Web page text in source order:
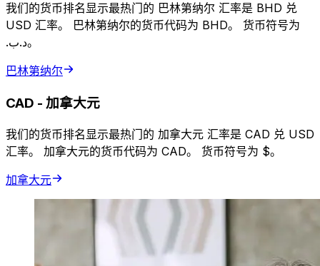
我们的货币排名显示最热门的 巴林第纳尔 汇率是 BHD 兑
USD 汇率。 巴林第纳尔的货币代码为 BHD。 货币符号为
.د.ب。
巴林第纳尔
CAD - 加拿大元
我们的货币排名显示最热门的 加拿大元 汇率是 CAD 兑 USD
汇率。 加拿大元的货币代码为 CAD。 货币符号为 $。
加拿大元